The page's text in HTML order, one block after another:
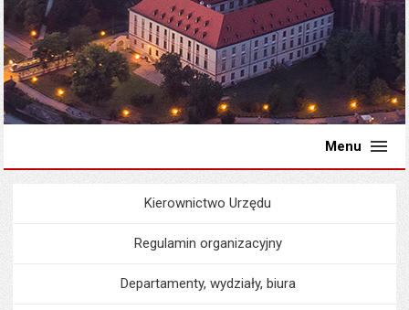
Menu
MenuUrząd Miejski
Kierownictwo Urzędu
Regulamin organizacyjny
Departamenty, wydziały, biura